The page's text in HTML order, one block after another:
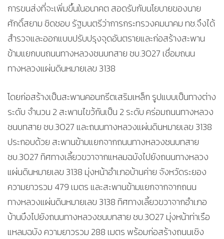
การขนส่งที่จะเพิ่มขึ้นในอนาคต สอดรับกับนโยบายของนาย
ศักดิ์สยาม ชิดชอบ รัฐมนตรีว่าการกระทรวงคมนาคม ทช.จึงได้
สำรวจและออกแบบปรับปรุงจุดอันตรายและก่อสร้างสะพาน
ข้ามแยกบนถนนทางหลวงชนบทสาย ชบ.3027 เชื่อมถนน
ทางหลวงแผ่นดินหมายเลข 3138
โดยก่อสร้างเป็นสะพานคอนกรีตเสริมเหล็ก รูปแบบเป็นทางต่าง
ระดับ จำนวน 2 สะพานไขว้กันเป็น 2 ระดับ คร่อมถนนทางหลวง
ชนบทสาย ชบ.3027 และถนนทางหลวงแผ่นดินหมายเลข 3138
ประกอบด้วย สะพานข้ามแยกจากถนนทางหลวงชนบทสาย
ชบ.3027 ทิศทางเลี้ยวขวาจากแหลมฉบังไปยังถนนทางหลวง
แผ่นดินหมายเลข 3138 มุ่งหน้าอำเภอบ้านค่าย จังหวัดระยอง
ความยาวรวม 479 เมตร และสะพานข้ามแยกจากจากถนน
ทางหลวงแผ่นดินหมายเลข 3138 ทิศทางเลี้ยวขวาจากอำเภอ
บ้านบึงไปยังถนนทางหลวงชนบทสาย ชบ.3027 มุ่งหน้าท่าเรือ
แหลมฉบัง ความยาวรวม 288 เมตร พร้อมก่อสร้างถนนเชิง